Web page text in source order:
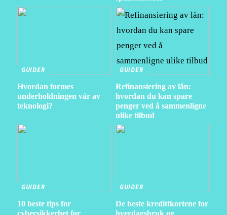
GUIDER
Hvordan formes
underholdningen vår av
teknologi?
GUIDER
Refinansiering av lån:
hvordan du kan spare
penger ved å sammenligne
ulike tilbud
GUIDER
10 beste tips for
GUIDER
De beste kredittkortene for